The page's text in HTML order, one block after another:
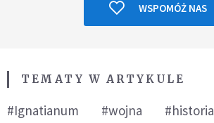
WSPOMÓŻ NAS
TEMATY W ARTYKULE
#Ignatianum #wojna
#historia